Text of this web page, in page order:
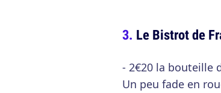
Le Bistrot de
- 2€20 la bouteille
Un peu fade en